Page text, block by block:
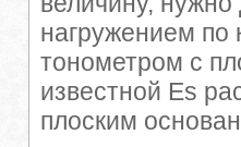
нагружением по
тонометром с
известной Es
плоским